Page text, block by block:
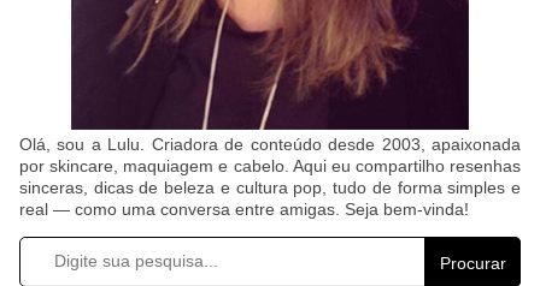
Olá, sou a Lulu. Criadora de conteúdo desde 2003, apaixonada
por skincare, maquiagem e cabelo. Aqui eu compartilho resenhas
sinceras, dicas de beleza e cultura pop, tudo de forma simples e
real — como uma conversa entre amigas. Seja bem-vinda!
Procurar